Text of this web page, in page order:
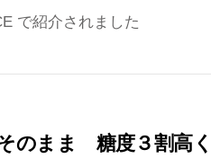
で紹介されました
のまま 糖度３割高